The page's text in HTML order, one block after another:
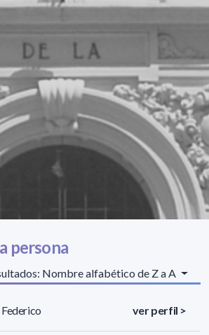
persona
Nombre alfabético de Z a A
ver perfil >